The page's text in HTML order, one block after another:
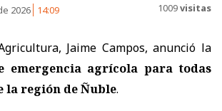
2026 14:09 1009visitas
Jaime Campos, anunció la
emergencia agrícola para todas
la región de Ñuble.